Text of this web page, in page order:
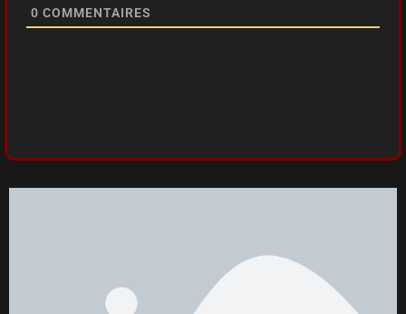
0 COMMENTAIRES